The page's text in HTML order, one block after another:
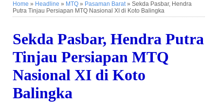
Home » Headline » MTQ » Pasaman Barat»Sekda Pasbar, Hendra
Putra Tinjau Persiapan MTQ Nasional XI di Koto Balingka
Sekda Pasbar, Hendra Putra
Tinjau Persiapan MTQ
Nasional XI di Koto
Balingka